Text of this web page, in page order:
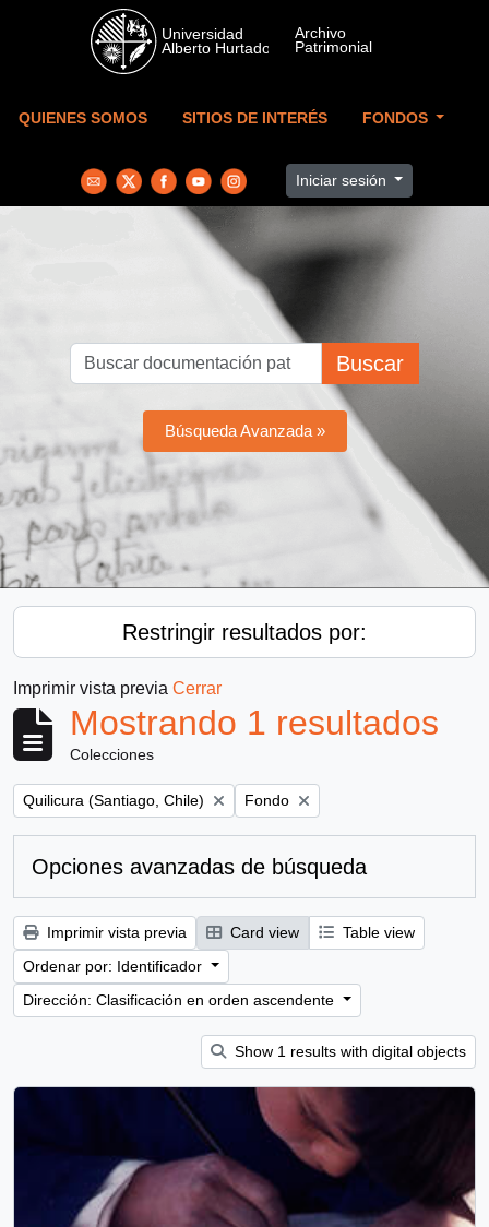
Skip to main content
QUIENES SOMOS SITIOS DE INTERÉS FONDOS
Iniciar sesión
Buscar
Búsqueda Avanzada »
Restringir resultados por:
Imprimir vista previa Cerrar
Mostrando 1 resultados
Colecciones
Remove filter:
Quilicura (Santiago, Chile) Remove filter:
Fondo
Opciones avanzadas de búsqueda
Imprimir vista previa Card view
Table view
Ordenar por: Identificador
Dirección: Clasificación en orden ascendente
Show 1 results with digital objects